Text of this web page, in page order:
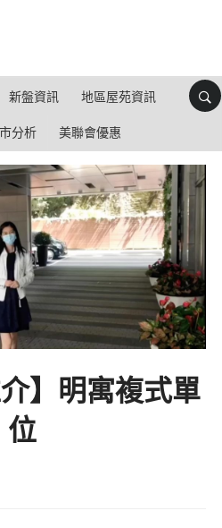
新盤資訊 地區屋苑資訊
分析 美聯會優惠
】明寓複式單
位